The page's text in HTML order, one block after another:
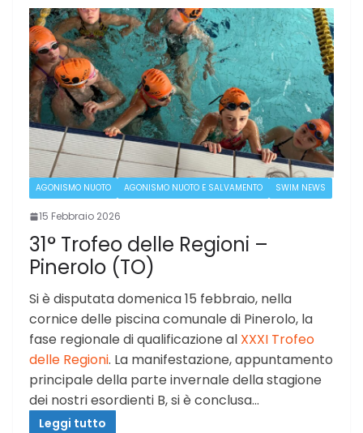
AGONISMO NUOTO AGONISMO NUOTO E SALVAMENTO SWIM NEWS
15 Febbraio 2026
31° Trofeo delle Regioni –
Pinerolo (TO)
Si è disputata domenica 15 febbraio, nella
cornice delle piscina comunale di Pinerolo, la
fase regionale di qualificazione al XXXI Trofeo
delle Regioni. La manifestazione, appuntamento
principale della parte invernale della stagione
dei nostri esordienti B, si è conclusa…
Leggi tutto